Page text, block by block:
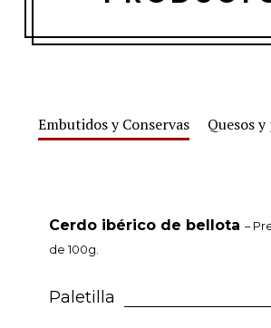
Embutidos y Conservas Quesos
Cerdo ibérico de bellota –
de 100g.
Paletilla